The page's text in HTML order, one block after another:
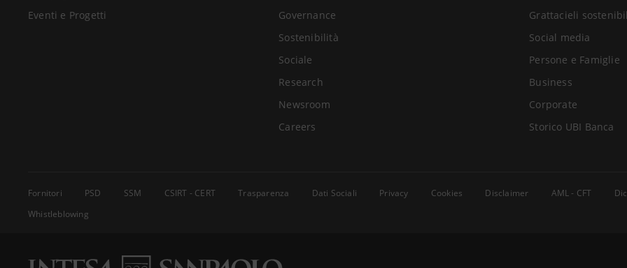
Eventi e Progetti
Governance
Sostenibilità
Sociale
Research
Newsroom
Careers
Grattacieli
Social media
Persone e Famiglie
Business
Corporate
Storico UBI Banca
Fornitori PSD SSM CSIRT - CERT Trasparenza Dati Sociali Privacy Cookies Disclaimer AML - CFT
Whistleblowing